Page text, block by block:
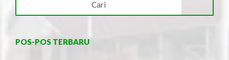
POS-POS TERBARU